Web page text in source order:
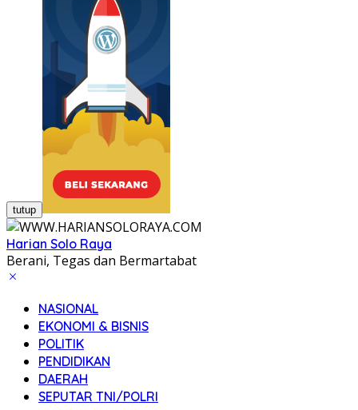
tutup
Harian Solo Raya
Berani, Tegas dan Bermartabat
NASIONAL
EKONOMI & BISNIS
POLITIK
PENDIDIKAN
DAERAH
SEPUTAR TNI/POLRI